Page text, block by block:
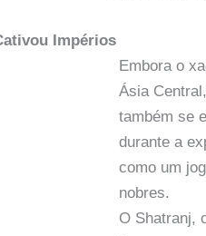
Impérios
Embora o
Ásia
também se
durante a
como um
nobres.
O Shatranj,